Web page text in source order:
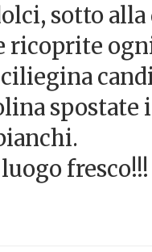
sotto
ricoprite
spostate
fresco!!!